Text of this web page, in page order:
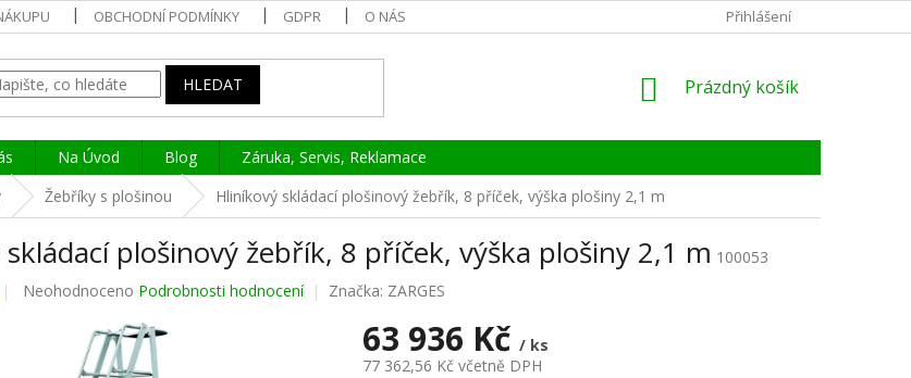
OBCHODNÍ PODMÍNKY GDPR O NÁS ZÁRUKA, SERVIS, REKLAMACEPřihlášení
HLEDAT
NÁKUPNÍ
Prázdný košík
Na Úvod Blog
Záruka, Servis, Reklamace
Žebříky s plošinou Hliníkový skládací plošinový žebřík, 8 příček, výška plošiny 2,1 m
plošinový žebřík, 8 příček, výška plošiny 2,1 m 100053
Průměrné
Neohodnoceno Podrobnosti hodnocení Značka: ZARGES
63 936 Kč / ks
77 362,56 Kč včetně DPH